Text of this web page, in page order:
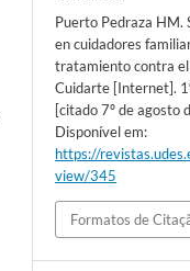
Puerto Pedraza HM.
en cuidadores
tratamiento contra el
Cuidarte [Internet].
[citado 7º de
Disponível em:
https://
view/345
Formatos de